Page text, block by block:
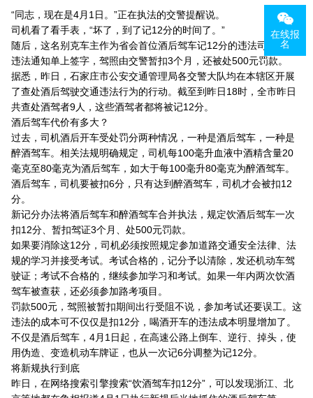
“同志，现在是4月1日。”正在执法的交警提醒说。
司机看了看手表，“坏了，到了记12分的时间了。”
随后，这名别克车主作为省会首位酒后驾车记12分的违法司机，在
违法通知单上签字，驾照由交警暂扣3个月，还被处500元罚款。
据悉，昨日，石家庄市公安交通管理局各交警大队均在本辖区开展
了查处酒后驾驶交通违法行为的行动。截至到昨日18时，全市昨日
共查处酒驾者9人，这些酒驾者都将被记12分。
酒后驾车代价有多大？
过去，司机酒后开车受处罚分两种情况，一种是酒后驾车，一种是
醉酒驾车。相关法规明确规定，司机每100毫升血液中酒精含量20
毫克至80毫克为酒后驾车，如大于每100毫升80毫克为醉酒驾车。
酒后驾车，司机要被扣6分，只有达到醉酒驾车，司机才会被扣12
分。
新记分办法将酒后驾车和醉酒驾车合并执法，规定饮酒后驾车一次
扣12分、暂扣驾证3个月、处500元罚款。
如果要消除这12分，司机必须按照规定参加道路交通安全法律、法
规的学习并接受考试。考试合格的，记分予以清除，发还机动车驾
驶证；考试不合格的，继续参加学习和考试。如果一年内两次饮酒
驾车被查获，还必须参加路考项目。
罚款500元，驾照被暂扣期间出行受阻不说，参加考试还要误工。这
违法的成本可不仅仅是扣12分，喝酒开车的违法成本明显增加了。
不仅是酒后驾车，4月1日起，在高速公路上倒车、逆行、掉头，使
用伪造、变造机动车牌证，也从一次记6分调整为记12分。
将新规执行到底
昨日，在网络搜索引擎搜索“饮酒驾车扣12分”，可以发现浙江、北
在线报
名